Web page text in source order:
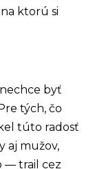
ktorú si
byť
tých, čo
túto radosť
aj mužov,
— trail cez